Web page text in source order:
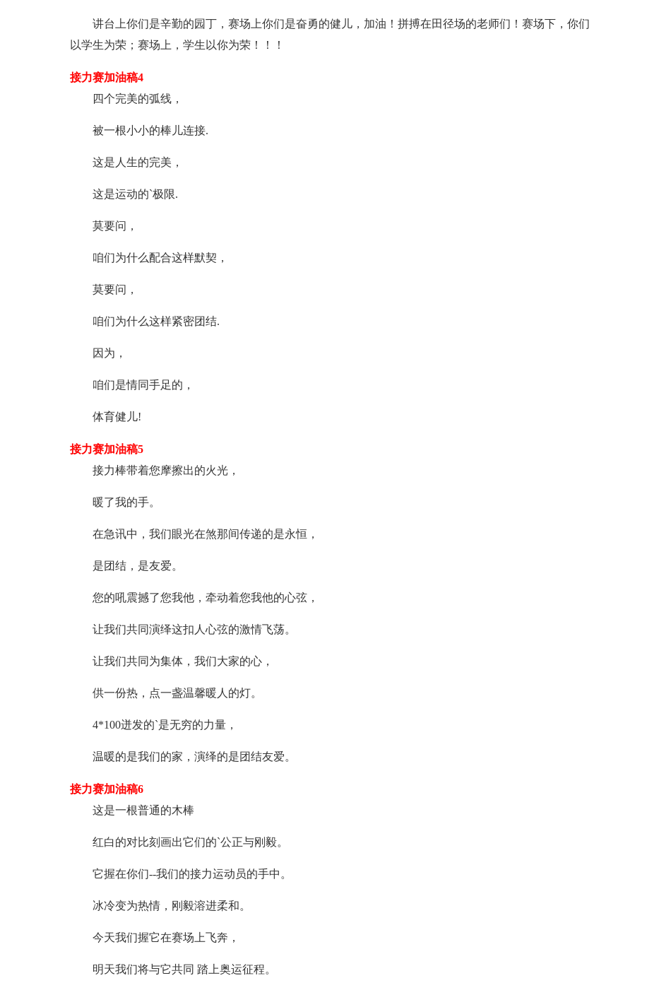
讲台上你们是辛勤的园丁，赛场上你们是奋勇的健儿，加油！拼搏在田径场的老师们！赛场下，你们
以学生为荣；赛场上，学生以你为荣！！！
接力赛加油稿4
四个完美的弧线，
被一根小小的棒儿连接.
这是人生的完美，
这是运动的`极限.
莫要问，
咱们为什么配合这样默契，
莫要问，
咱们为什么这样紧密团结.
因为，
咱们是情同手足的，
体育健儿!
接力赛加油稿5
接力棒带着您摩擦出的火光，
暖了我的手。
在急讯中，我们眼光在煞那间传递的是永恒，
是团结，是友爱。
您的吼震撼了您我他，牵动着您我他的心弦，
让我们共同演绎这扣人心弦的激情飞荡。
让我们共同为集体，我们大家的心，
供一份热，点一盏温馨暖人的灯。
4*100迸发的`是无穷的力量，
温暖的是我们的家，演绎的是团结友爱。
接力赛加油稿6
这是一根普通的木棒
红白的对比刻画出它们的`公正与刚毅。
它握在你们--我们的接力运动员的手中。
冰冷变为热情，刚毅溶进柔和。
今天我们握它在赛场上飞奔，
明天我们将与它共同 踏上奥运征程。